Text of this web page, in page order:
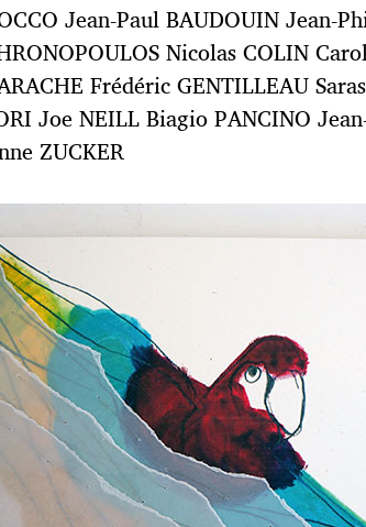
Jean-Paul BAUDOUIN Jean-
Nicolas COLIN
Frédéric GENTILLEAU
Joe NEILL Biagio PANCINO
ZUCKER